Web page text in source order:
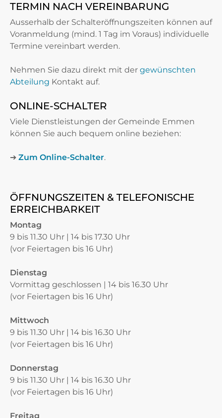
TERMIN NACH VEREINBARUNG
Ausserhalb der Schalteröffnungszeiten können auf
Voranmeldung (mind. 1 Tag im Voraus) individuelle
Termine vereinbart werden.
Nehmen Sie dazu direkt mit der gewünschten
Abteilung Kontakt auf.
ONLINE-SCHALTER
Viele Dienstleistungen der Gemeinde Emmen
können Sie auch bequem online beziehen:
➔ Zum Online-Schalter.
ÖFFNUNGSZEITEN & TELEFONISCHE
ERREICHBARKEIT
Montag
9 bis 11.30 Uhr | 14 bis 17.30 Uhr
(vor Feiertagen bis 16 Uhr)
Dienstag
Vormittag geschlossen | 14 bis 16.30 Uhr
(vor Feiertagen bis 16 Uhr)
Mittwoch
9 bis 11.30 Uhr | 14 bis 16.30 Uhr
(vor Feiertagen bis 16 Uhr)
Donnerstag
9 bis 11.30 Uhr | 14 bis 16.30 Uhr
(vor Feiertagen bis 16 Uhr)
Freitag